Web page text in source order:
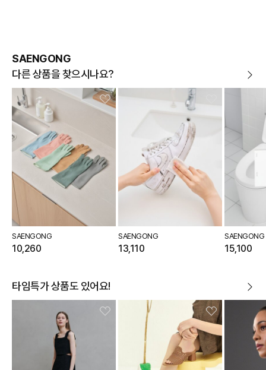
SAENGONG
다른 상품을 찾으시나요?
SAENGONG
10,260
SAENGONG
13,110
SAENGONG
15,100
타임특가 상품도 있어요!